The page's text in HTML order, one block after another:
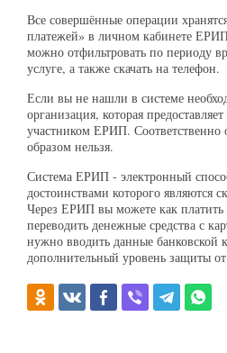
Все совершённые операции
платежей» в личном кабинете
можно отфильтровать по периоду
услуге, а также скачать на телефон.
Если вы не нашли в системе
организация, которая
участником ЕРИП. Соответственно
образом нельзя.
Система ЕРИП - электронный
достоинствами которого являются
Через ЕРИП вы можете как платить
переводить денежные средства с
нужно вводить данные банковской
дополнительный уровень защиты